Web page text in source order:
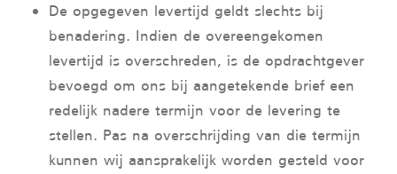
De opgegeven levertijd geldt slechts bij
benadering. Indien de overeengekomen
levertijd is overschreden, is de opdrachtgever
bevoegd om ons bij aangetekende brief een
redelijk nadere termijn voor de levering te
stellen. Pas na overschrijding van die termijn
kunnen wij aansprakelijk worden gesteld voor